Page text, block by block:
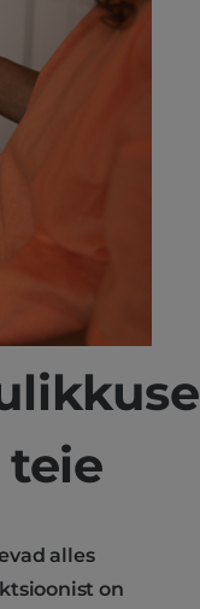
alles
on